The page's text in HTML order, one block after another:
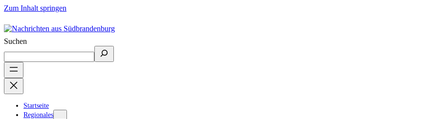
Zum Inhalt springen
Suchen
Startseite
Regionales